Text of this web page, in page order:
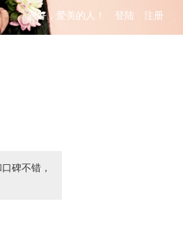
您好，爱美的人！ 登陆 注册
碑不错，